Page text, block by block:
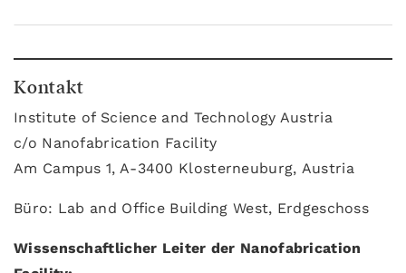
Kontakt
Institute of Science and Technology Austria
c/o Nanofabrication Facility
Am Campus 1, A-3400 Klosterneuburg, Austria
Büro: Lab and Office Building West, Erdgeschoss
Wissenschaftlicher Leiter der Nanofabrication